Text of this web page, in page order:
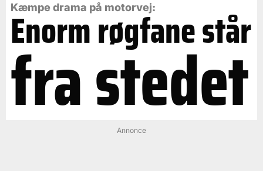
Kæmpe drama på motorvej:
Enorm røgfane står
fra stedet
Annonce